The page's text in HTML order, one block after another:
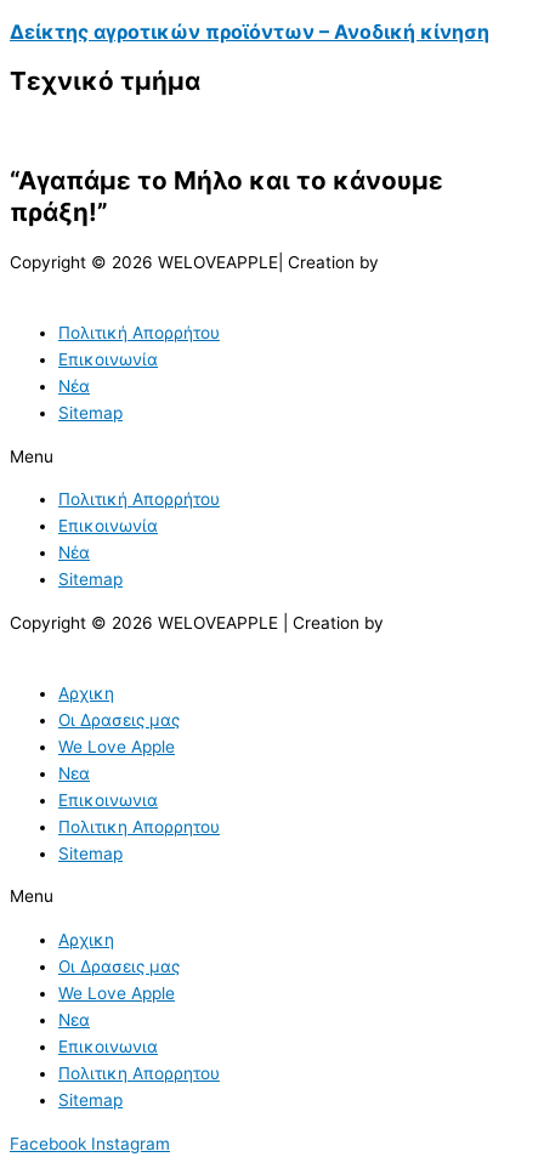
Δείκτης αγροτικών προϊόντων – Ανοδική κίνηση
Τεχνικό τμήμα
“Αγαπάμε το Μήλο και το κάνουμε
πράξη!”
Copyright © 2026 WELOVEAPPLE| Creation by
Πολιτική Απορρήτου
Επικοινωνία
Νέα
Sitemap
Menu
Πολιτική Απορρήτου
Επικοινωνία
Νέα
Sitemap
Copyright © 2026 WELOVEAPPLE | Creation by
Αρχικη
Οι Δρασεις μας
We Love Apple
Νεα
Επικοινωνια
Πολιτικη Απορρητου
Sitemap
Menu
Αρχικη
Οι Δρασεις μας
We Love Apple
Νεα
Επικοινωνια
Πολιτικη Απορρητου
Sitemap
Facebook Instagram